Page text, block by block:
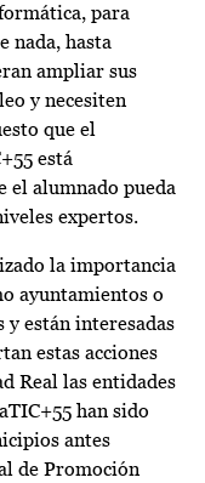
para
nada, hasta
ampliar sus
y necesiten
que el
está
el alumnado pueda
expertos.
la importancia
ayuntamientos o
y están interesadas
estas acciones
Real las entidades
han sido
antes
de Promoción